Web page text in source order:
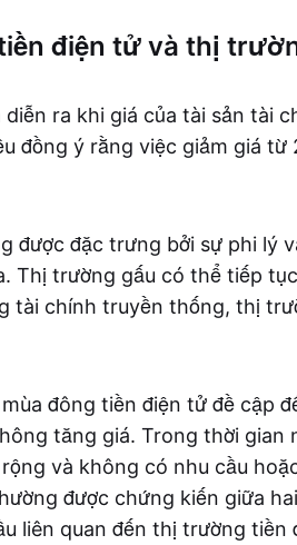
điện tử và thị
ra khi giá của tài sản tài
đồng ý rằng việc giảm giá từ
được đặc trưng bởi sự phi lý
Thị trường gấu có thể tiếp
tài chính truyền thống, thị
đông tiền điện tử đề cập
tăng giá. Trong thời gian
và không có nhu cầu
được chứng kiến giữa
liên quan đến thị trường tiền